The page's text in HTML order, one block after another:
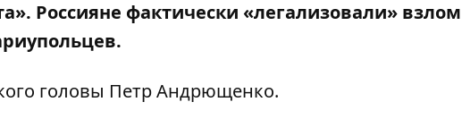
Россияне фактически «легализовали» взлом
головы Петр Андрющенко.